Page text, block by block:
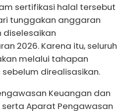
sertifikasi halal tersebut
tunggakan anggaran
diselesaikan
2026. Karena itu, seluruh
melalui tahapan
direalisasikan.
Keuangan dan
serta Aparat Pengawasan